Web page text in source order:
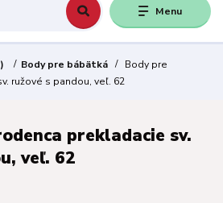
Menu
Body pre bábätká
Body pre
ružové s pandou, veľ. 62
prekladacie sv.
veľ. 62